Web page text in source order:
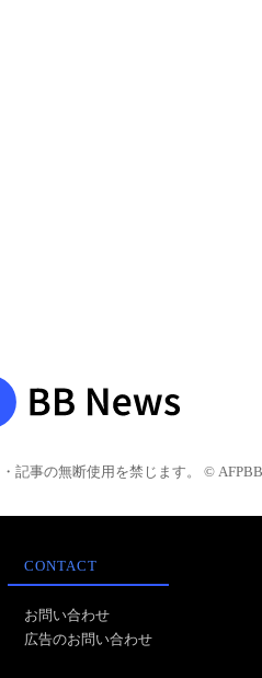
記事の無断使用を禁じます。 © AFPBB
CONTACT
お問い合わせ
広告のお問い合わせ